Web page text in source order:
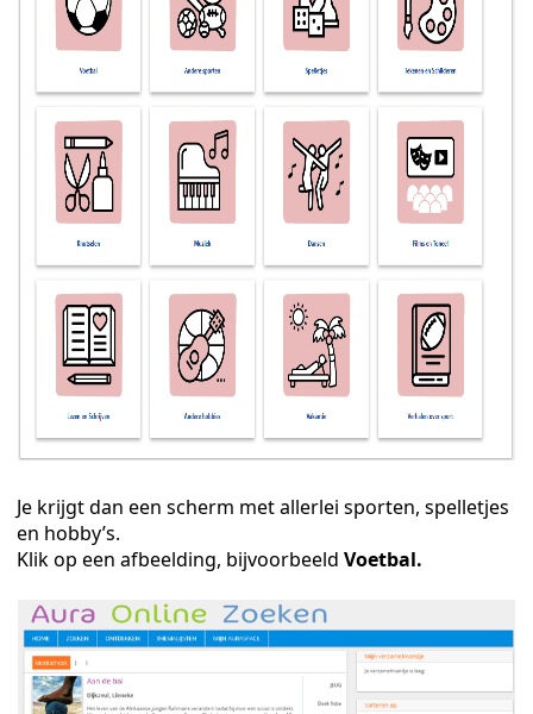
Je krijgt dan een scherm met allerlei sporten, spelletjes
en hobby’s.
Klik op een afbeelding, bijvoorbeeld Voetbal.